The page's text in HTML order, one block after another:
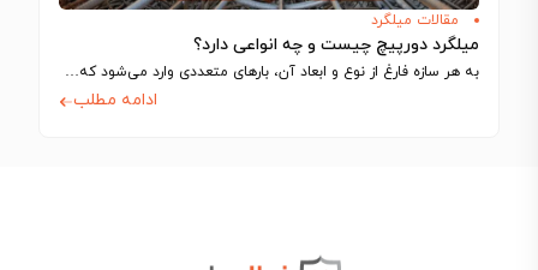
مقالات میلگرد
میلگرد دورپیچ چیست و چه انواعی دارد؟
به هر سازه فارغ از نوع و ابعاد آن، بارهای متعددی وارد می‌شود که…
ادامه مطلب